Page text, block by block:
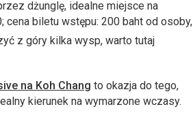
dżunglę, idealne miejsce na
cena biletu wstępu: 200 baht od osoby,
z góry kilka wysp, warto tutaj
na Koh Chang to okazja do tego,
kierunek na wymarzone wczasy.